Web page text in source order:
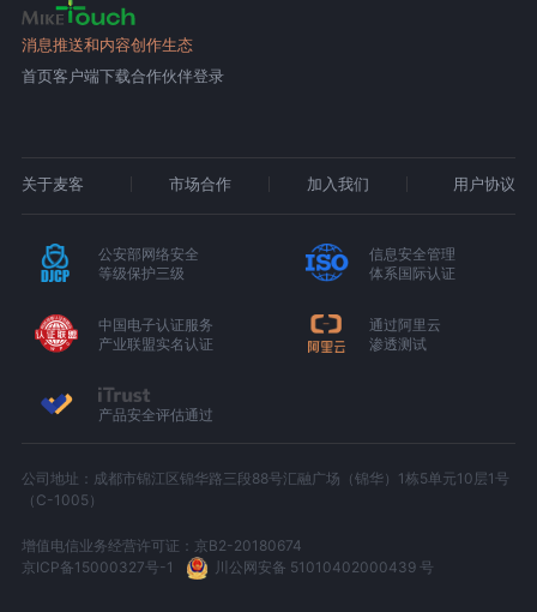
消息推送和内容创作生态
首页客户端下载合作伙伴登录
关于麦客 市场合作 加入我们 用户协议
公安部网络安全
等级保护三级
信息安全管理
体系国际认证
中国电子认证服务
产业联盟实名认证
通过阿里云
渗透测试
产品安全评估通过
公司地址：成都市锦江区锦华路三段88号汇融广场（锦华）1栋5单元10层1号
（C-1005）
增值电信业务经营许可证：京B2-20180674
京ICP备15000327号-1
川公网安备 51010402000439 号